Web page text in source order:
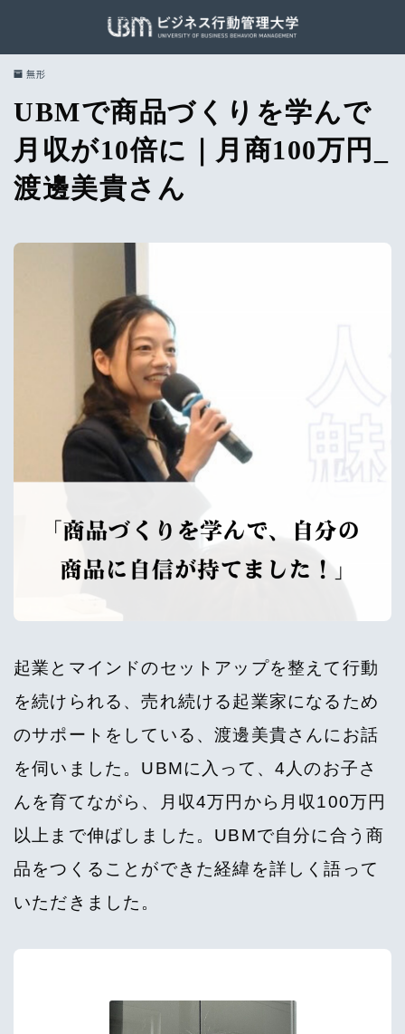
無形
UBMで商品づくりを学んで
月収が10倍に｜月商100万円_
渡邊美貴さん
起業とマインドのセットアップを整えて行動
を続けられる、売れ続ける起業家になるため
のサポートをしている、渡邊美貴さんにお話
を伺いました。UBMに入って、4人のお子さ
んを育てながら、月収4万円から月収100万円
以上まで伸ばしました。UBMで自分に合う商
品をつくることができた経緯を詳しく語って
いただきました。